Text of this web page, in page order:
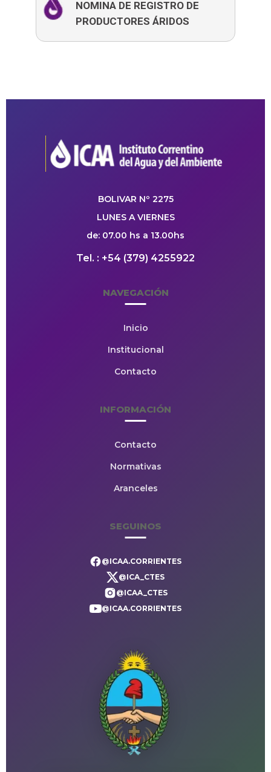
NOMINA DE REGISTRO DE
PRODUCTORES ÁRIDOS
BOLIVAR Nº 2275
LUNES A VIERNES
de: 07.00 hs a 13.00hs
Tel. : +54 (379) 4255922
NAVEGACIÓN
Inicio
Institucional
Contacto
INFORMACIÓN
Contacto
Normativas
Aranceles
SEGUINOS
@ICAA.CORRIENTES
@ICA_CTES
@ICAA_CTES
@ICAA.CORRIENTES